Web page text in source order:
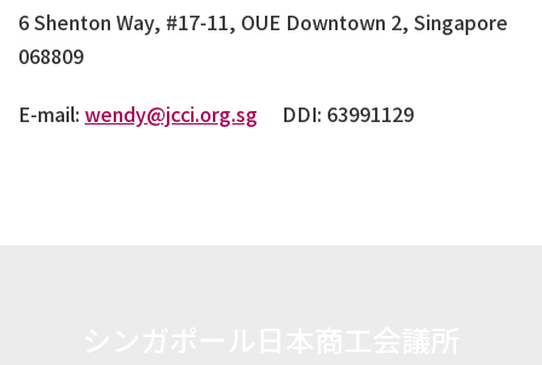
6 Shenton Way, #17-11, OUE Downtown 2, Singapore
068809
E-mail: wendy@jcci.org.sg DDI: 63991129